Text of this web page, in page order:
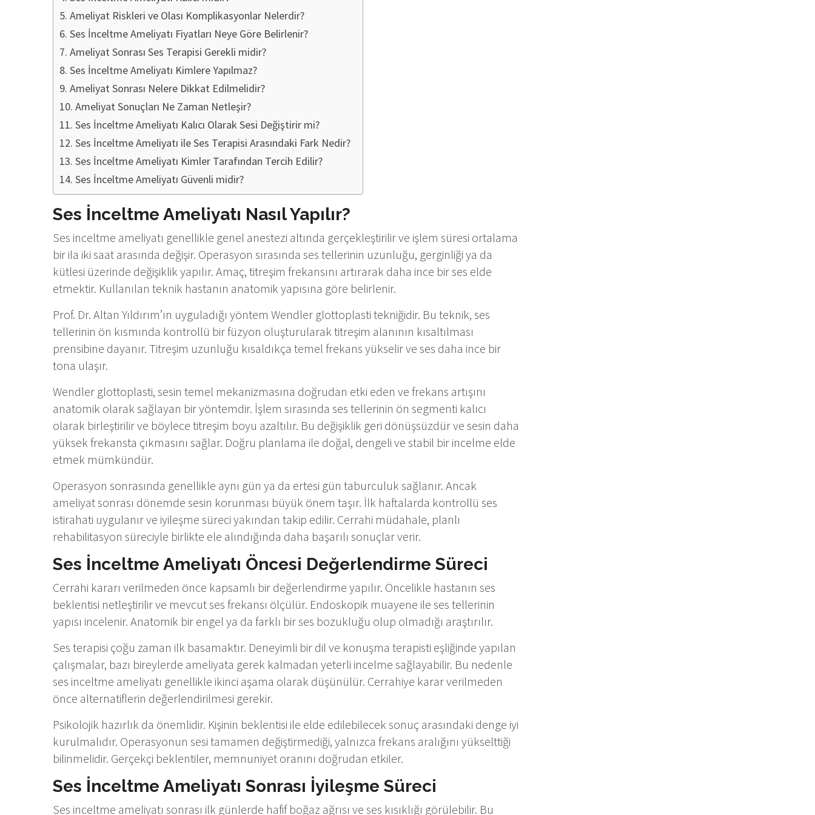
Ameliyat Riskleri ve Olası Komplikasyonlar Nelerdir?
Ses İnceltme Ameliyatı Fiyatları Neye Göre Belirlenir?
Ameliyat Sonrası Ses Terapisi Gerekli midir?
Ses İnceltme Ameliyatı Kimlere Yapılmaz?
Ameliyat Sonrası Nelere Dikkat Edilmelidir?
Ameliyat Sonuçları Ne Zaman Netleşir?
Ses İnceltme Ameliyatı Kalıcı Olarak Sesi Değiştirir mi?
Ses İnceltme Ameliyatı ile Ses Terapisi Arasındaki Fark Nedir?
Ses İnceltme Ameliyatı Kimler Tarafından Tercih Edilir?
Ses İnceltme Ameliyatı Güvenli midir?
Ses İnceltme Ameliyatı Nasıl Yapılır?
Ses inceltme ameliyatı genellikle genel anestezi altında gerçekleştirilir ve işlem süresi ortalama
bir ila iki saat arasında değişir. Operasyon sırasında ses tellerinin uzunluğu, gerginliği ya da
kütlesi üzerinde değişiklik yapılır. Amaç, titreşim frekansını artırarak daha ince bir ses elde
etmektir. Kullanılan teknik hastanın anatomik yapısına göre belirlenir.
Prof. Dr. Altan Yıldırım’ın uyguladığı yöntem Wendler glottoplasti tekniğidir. Bu teknik, ses
tellerinin ön kısmında kontrollü bir füzyon oluşturularak titreşim alanının kısaltılması
prensibine dayanır. Titreşim uzunluğu kısaldıkça temel frekans yükselir ve ses daha ince bir
tona ulaşır.
Wendler glottoplasti, sesin temel mekanizmasına doğrudan etki eden ve frekans artışını
anatomik olarak sağlayan bir yöntemdir. İşlem sırasında ses tellerinin ön segmenti kalıcı
olarak birleştirilir ve böylece titreşim boyu azaltılır. Bu değişiklik geri dönüşsüzdür ve sesin daha
yüksek frekansta çıkmasını sağlar. Doğru planlama ile doğal, dengeli ve stabil bir incelme elde
etmek mümkündür.
Operasyon sonrasında genellikle aynı gün ya da ertesi gün taburculuk sağlanır. Ancak
ameliyat sonrası dönemde sesin korunması büyük önem taşır. İlk haftalarda kontrollü ses
istirahati uygulanır ve iyileşme süreci yakından takip edilir. Cerrahi müdahale, planlı
rehabilitasyon süreciyle birlikte ele alındığında daha başarılı sonuçlar verir.
Ses İnceltme Ameliyatı Öncesi Değerlendirme Süreci
Cerrahi kararı verilmeden önce kapsamlı bir değerlendirme yapılır. Öncelikle hastanın ses
beklentisi netleştirilir ve mevcut ses frekansı ölçülür. Endoskopik muayene ile ses tellerinin
yapısı incelenir. Anatomik bir engel ya da farklı bir ses bozukluğu olup olmadığı araştırılır.
Ses terapisi çoğu zaman ilk basamaktır. Deneyimli bir dil ve konuşma terapisti eşliğinde yapılan
çalışmalar, bazı bireylerde ameliyata gerek kalmadan yeterli incelme sağlayabilir. Bu nedenle
ses inceltme ameliyatı genellikle ikinci aşama olarak düşünülür. Cerrahiye karar verilmeden
önce alternatiflerin değerlendirilmesi gerekir.
Psikolojik hazırlık da önemlidir. Kişinin beklentisi ile elde edilebilecek sonuç arasındaki denge iyi
kurulmalıdır. Operasyonun sesi tamamen değiştirmediği, yalnızca frekans aralığını yükselttiği
bilinmelidir. Gerçekçi beklentiler, memnuniyet oranını doğrudan etkiler.
Ses İnceltme Ameliyatı Sonrası İyileşme Süreci
Ses inceltme ameliyatı sonrası ilk günlerde hafif boğaz ağrısı ve ses kısıklığı görülebilir. Bu